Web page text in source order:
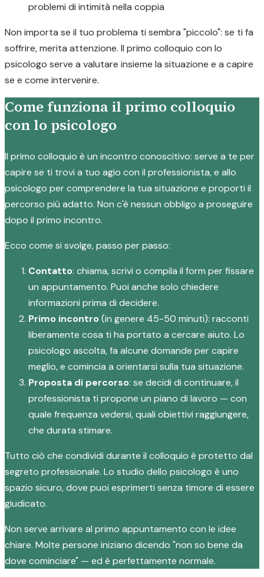
problemi di intimità nella coppia
Non importa se il tuo problema ti sembra "piccolo": se ti fa
soffrire, merita attenzione. Il primo colloquio con lo
psicologo serve a valutare insieme la situazione e a capire
se e come intervenire.
Come funziona il primo colloquio
con lo psicologo
Il primo colloquio è un incontro conoscitivo: serve a te per
capire se ti trovi a tuo agio con il professionista, e allo
psicologo per comprendere la tua situazione e proporti il
percorso più adatto. Non c'è nessun obbligo a proseguire
dopo il primo incontro.
Ecco come si svolge, passo per passo:
Contatto: chiama, scrivi o compila il form per fissare
un appuntamento. Puoi anche solo chiedere
informazioni prima di decidere.
Primo incontro(in genere 45-50 minuti): racconti
liberamente cosa ti ha portato a cercare aiuto. Lo
psicologo ascolta, fa alcune domande per capire
meglio, e comincia a orientarsi sulla tua situazione.
Proposta di percorso: se decidi di continuare, il
professionista ti propone un piano di lavoro — con
quale frequenza vedersi, quali obiettivi raggiungere,
che durata stimare.
Tutto ciò che condividi durante il colloquio è protetto dal
segreto professionale. Lo studio dello psicologo è uno
spazio sicuro, dove puoi esprimerti senza timore di essere
giudicato.
Non serve arrivare al primo appuntamento con le idee
chiare. Molte persone iniziano dicendo "non so bene da
dove cominciare" — ed è perfettamente normale.